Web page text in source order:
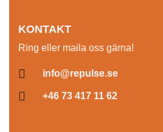
KONTAKT
Ring eller maila oss gärna!
info@repulse.se
+46 73 417 11 62